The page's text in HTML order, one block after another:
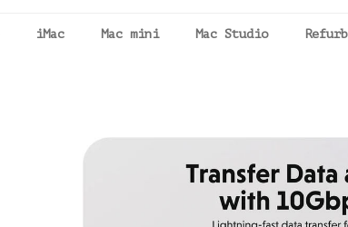
iMac Mac mini Mac Studio